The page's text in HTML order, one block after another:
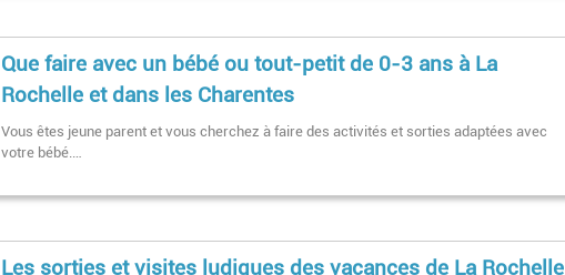
Que faire avec un bébé ou tout-petit de 0-3 ans à La
Rochelle et dans les Charentes
Vous êtes jeune parent et vous cherchez à faire des activités et sorties adaptées avec
votre bébé.…
Les sorties et visites ludiques des vacances de La Rochelle